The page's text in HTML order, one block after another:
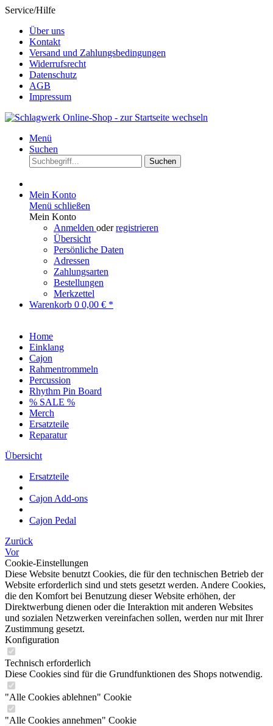
Service/Hilfe
Über uns
Kontakt
Versand und Zahlungsbedingungen
Widerrufsrecht
Datenschutz
AGB
Impressum
Menü
Suchen
Suchen
Mein Konto
Menü schließen
Mein Konto
Anmelden oderregistrieren
Übersicht
Persönliche Daten
Adressen
Zahlungsarten
Bestellungen
Merkzettel
Warenkorb 0 0,00 € *
Home
Einklang
Cajon
Rahmentrommeln
Percussion
Rhythm Pin Board
% SALE %
Merch
Ersatzteile
Reparatur
Übersicht
Ersatzteile
Cajon Add-ons
Cajon Pedal
Zurück
Vor
Cookie-Einstellungen
Diese Website benutzt Cookies, die für den technischen Betrieb der
Website erforderlich sind und stets gesetzt werden. Andere Cookies,
die den Komfort bei Benutzung dieser Website erhöhen, der
Direktwerbung dienen oder die Interaktion mit anderen Websites
und sozialen Netzwerken vereinfachen sollen, werden nur mit Ihrer
Zustimmung gesetzt.
Konfiguration
Technisch erforderlich
Diese Cookies sind für die Grundfunktionen des Shops notwendig.
"Alle Cookies ablehnen" Cookie
"Alle Cookies annehmen" Cookie